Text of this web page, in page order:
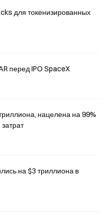
для токенизированных
перед IPO SpaceX
на $3 триллиона в